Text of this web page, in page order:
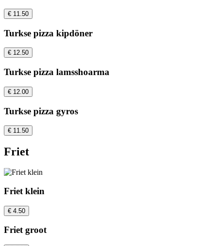
€ 11.50
Turkse pizza kipdöner
€ 12.50
Turkse pizza lamsshoarma
€ 12.00
Turkse pizza gyros
€ 11.50
Friet
Friet klein
€ 4.50
Friet groot